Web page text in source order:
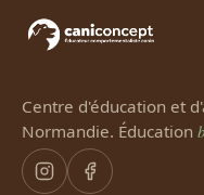
Centre d'éducation et
Normandie. Éducation